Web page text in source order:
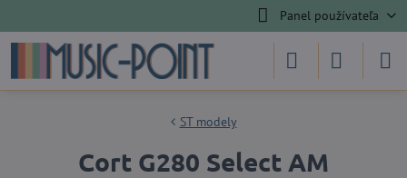
Panel používateľa
ST modely
Cort G280 Select AM